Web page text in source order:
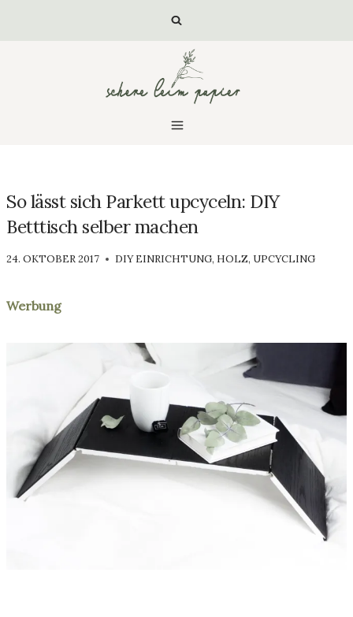
So lässt sich Parkett upcyceln: DIY
Betttisch selber machen
VON
24. OKTOBER 2017 DIY EINRICHTUNG, HOLZ, UPCYCLING
Werbung